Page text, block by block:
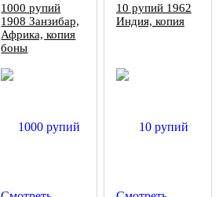
1000 рупий
1908 Занзибар,
Африка, копия
боны
10 рупий 1962
Индия, копия